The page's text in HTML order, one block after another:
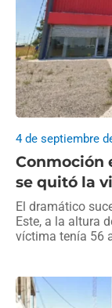
Conmoción
se quitó la
4 de septiembre
El dramático
Este, a la altura
víctima tenía 56